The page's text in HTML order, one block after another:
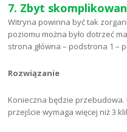
7. Zbyt
Witryna powinna być tak
poziomu można było dotrzeć
strona główna – podstrona 1 –
Rozwiązanie
Konieczna będzie
przejście wymaga więcej niż 3